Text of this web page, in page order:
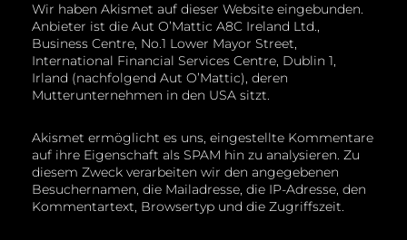
Wir haben Akismet auf dieser Website eingebunden.
Anbieter ist die Aut O’Mattic A8C Ireland Ltd.,
Business Centre, No.1 Lower Mayor Street,
International Financial Services Centre, Dublin 1,
Irland (nachfolgend Aut O’Mattic), deren
Mutterunternehmen in den USA sitzt.
Akismet ermöglicht es uns, eingestellte Kommentare
auf ihre Eigenschaft als SPAM hin zu analysieren. Zu
diesem Zweck verarbeiten wir den angegebenen
Besuchernamen, die Mailadresse, die IP-Adresse, den
Kommentartext, Browsertyp und die Zugriffszeit.